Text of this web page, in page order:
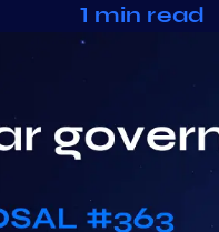
1 min read